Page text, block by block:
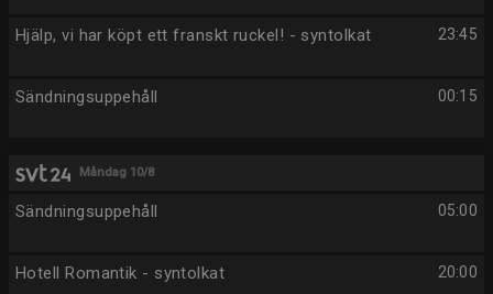
23:45
Hjälp, vi har köpt ett franskt ruckel! - syntolkat
00:15
Sändningsuppehåll
Måndag 10/8
05:00
Sändningsuppehåll
20:00
Hotell Romantik - syntolkat